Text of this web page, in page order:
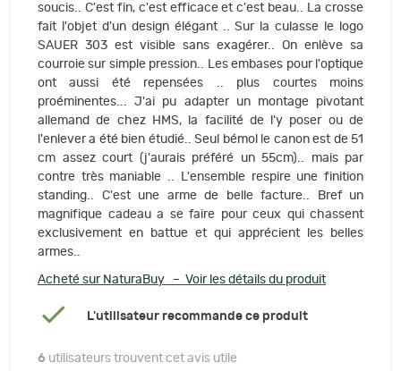
soucis.. C'est fin, c'est efficace et c'est beau.. La crosse
fait l'objet d'un design élégant .. Sur la culasse le logo
SAUER 303 est visible sans exagérer.. On enlève sa
courroie sur simple pression.. Les embases pour l'optique
ont aussi été repensées .. plus courtes moins
proéminentes... J'ai pu adapter un montage pivotant
allemand de chez HMS, la facilité de l'y poser ou de
l'enlever a été bien étudié.. Seul bémol le canon est de 51
cm assez court (j'aurais préféré un 55cm).. mais par
contre très maniable .. L'ensemble respire une finition
standing.. C'est une arme de belle facture.. Bref un
magnifique cadeau a se faire pour ceux qui chassent
exclusivement en battue et qui apprécient les belles
armes..
Acheté sur NaturaBuy – Voir les détails du produit
L'utilisateur recommande ce produit
6 utilisateurs trouvent cet avis utile